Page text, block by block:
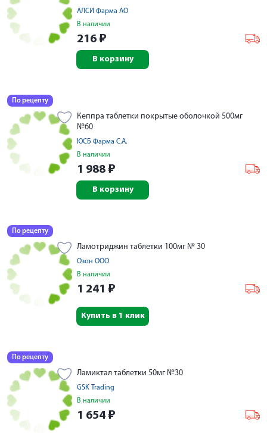
АЛСИ Фарма АО
В наличии
216 ₽
В корзину
По рецепту
Кеппра таблетки покрытые оболочкой 500мг
№60
ЮСБ Фарма С.А.
В наличии
1 988 ₽
В корзину
По рецепту
Ламотриджин таблетки 100мг № 30
Озон ООО
В наличии
1 241 ₽
Купить в 1 клик
По рецепту
Ламиктал таблетки 50мг №30
GSK Trading
В наличии
1 654 ₽